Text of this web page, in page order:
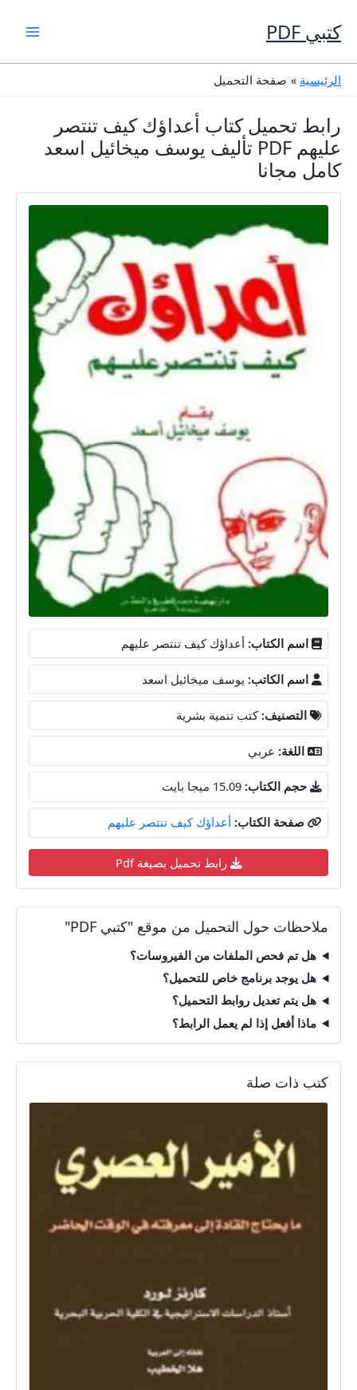
إلى
المحتوى
كتبي PDF
الرئيسية صفحة التحميل
رابط تحميل كتاب أعداؤك كيف تنتصر
عليهم PDF تأليف يوسف ميخائيل اسعد
كامل مجانا
اسم الكتاب: أعداؤك كيف تنتصر عليهم
اسم الكاتب: يوسف ميخائيل اسعد
التصنيف: كتب تنمية بشرية
اللغة: عربي
حجم الكتاب: 15.09 ميجا بايت
صفحة الكتاب: أعداؤك كيف تنتصر عليهم
رابط تحميل بصيغة Pdf
ملاحظات حول التحميل من موقع "كتبي PDF"
هل تم فحص الملفات من الفيروسات؟
هل يوجد برنامج خاص للتحميل؟
هل يتم تعديل روابط التحميل؟
ماذا أفعل إذا لم يعمل الرابط؟
كتب ذات صلة